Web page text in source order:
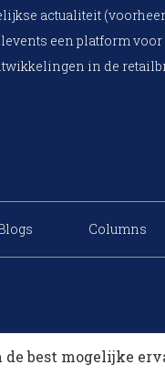
actualiteit
een platform voor
in de
Columns
best mogelijke